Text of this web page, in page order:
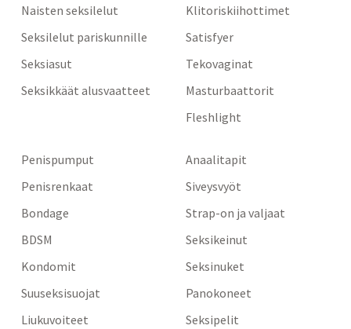
Naisten seksilelut
Seksilelut pariskunnille
Seksiasut
Seksikkäät alusvaatteet
Klitoriskiihottimet
Satisfyer
Tekovaginat
Masturbaattorit
Fleshlight
Penispumput
Penisrenkaat
Bondage
BDSM
Kondomit
Suuseksisuojat
Liukuvoiteet
Anaalitapit
Siveysvyöt
Strap-on ja valjaat
Seksikeinut
Seksinuket
Panokoneet
Seksipelit